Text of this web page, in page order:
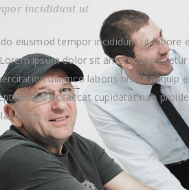
incididunt ut
eiusmod tempor incididunt ut labore
ipsum dolor sit amet,
ullamco laboris nisi ut aliquip
sint occaecat cupidatat non